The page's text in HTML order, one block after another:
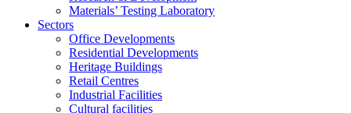
Materials’ Testing Laboratory
Sectors
Office Developments
Residential Developments
Heritage Buildings
Retail Centres
Industrial Facilities
Cultural facilities